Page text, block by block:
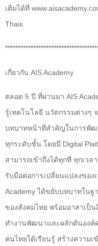
เติมได้ที่
Thais
เกี่ยวกับ AIS Academy
ตลอด 5 ปี ที่ผ่านมา AIS
รู้เทคโนโลยี นวัตกรรมต่างๆ
บทบาทหน้าที่สำคัญในการพัฒ
ทุกระดับชั้น โดยมี Digital
สามารถเข้าถึงได้ทุกที่ ทุกเว
รับมือต่อการเปลี่ยนแปลงของ
Academyได้ขยับบทบาทในฐ
ของสังคมไทย พร้อมอาสาเป็
ทำงานพัฒนาและผลักดันองค์
คนไทยได้เรียนรู้ สร้างความ